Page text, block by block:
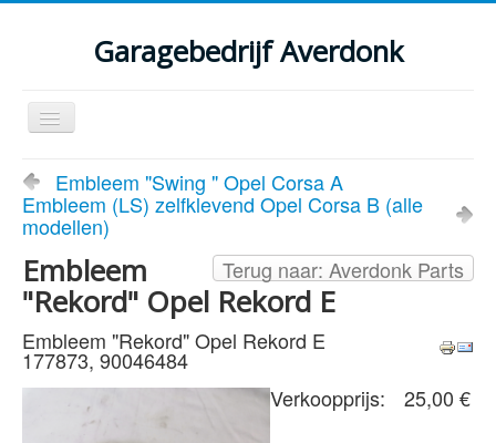
Garagebedrijf Averdonk
Schakelen
navigatie
Welkom
Klassiekers en restauratie verslagen
Diensten
Parts
Occasions
Kenteken gegevens opvragen
Contact
Embleem "Swing " Opel Corsa A
Embleem (LS) zelfklevend Opel Corsa B (alle
modellen)
Terug naar: Averdonk Parts
Embleem
"Rekord" Opel Rekord E
Embleem "Rekord" Opel Rekord E
177873, 90046484
Verkoopprijs:
25,00 €